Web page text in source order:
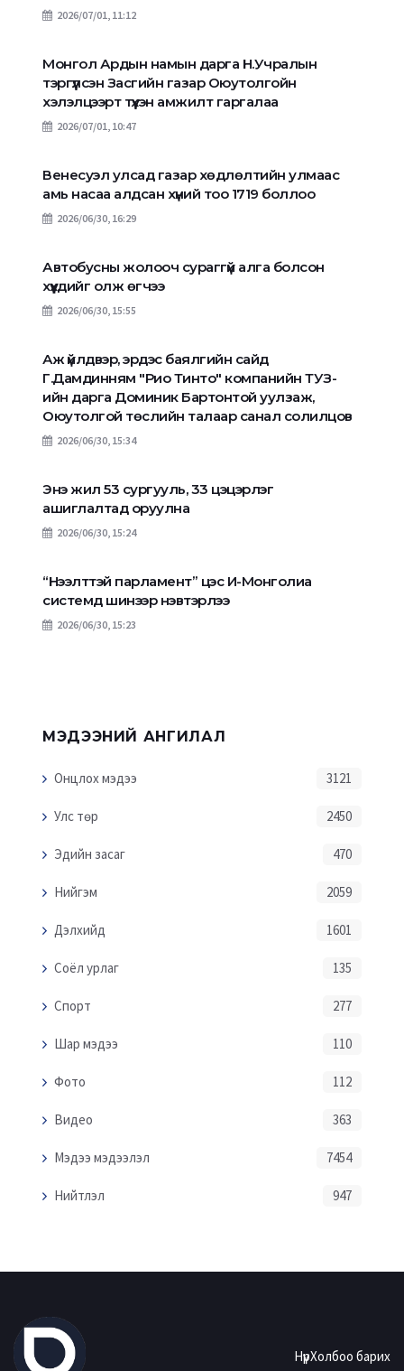
2026/07/01, 11:12
Монгол Ардын намын дарга Н.Учралын
тэргүүлсэн Засгийн газар Оюутолгойн
хэлэлцээрт түүхэн амжилт гаргалаа
2026/07/01, 10:47
Венесуэл улсад газар хөдлөлтийн улмаас
амь насаа алдсан хүний тоо 1719 боллоо
2026/06/30, 16:29
Автобусны жолооч сураггүй алга болсон
хүүхдийг олж өгчээ
2026/06/30, 15:55
Аж үйлдвэр, эрдэс баялгийн сайд
Г.Дамдинням "Рио Тинто" компанийн ТУЗ-
ийн дарга Доминик Бартонтой уулзаж,
Оюутолгой төслийн талаар санал солилцов
2026/06/30, 15:34
Энэ жил 53 сургууль, 33 цэцэрлэг
ашиглалтад оруулна
2026/06/30, 15:24
“Нээлттэй парламент” цэс И-Монголиа
системд шинээр нэвтэрлээ
2026/06/30, 15:23
МЭДЭЭНИЙ АНГИЛАЛ
Онцлох мэдээ 3121
Улс төр 2450
Эдийн засаг 470
Нийгэм 2059
Дэлхийд 1601
Соёл урлаг 135
Спорт 277
Шар мэдээ 110
Фото 112
Видео 363
Мэдээ мэдээлэл 7454
Нийтлэл 947
НүүрХолбоо барих